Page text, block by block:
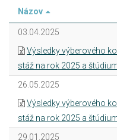
Názov
03.04.2025
Výsledky výberového
stáž na rok 2025 a
26.05.2025
Výsledky výberového
stáž na rok 2025 a
29.01.2025